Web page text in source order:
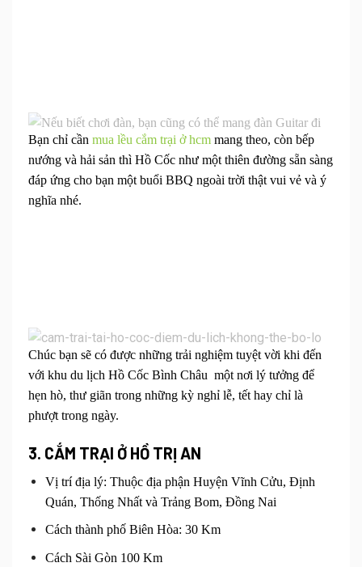
Bạn chỉ cần mua lều cắm trại ở hcm mang theo, còn bếp
nướng và hải sản thì Hồ Cốc như một thiên đường sẵn sàng
đáp ứng cho bạn một buổi BBQ ngoài trời thật vui vẻ và ý
nghĩa nhé.
Chúc bạn sẽ có được những trải nghiệm tuyệt vời khi đến
với khu du lịch Hồ Cốc Bình Châu một nơi lý tưởng để
hẹn hò, thư giãn trong những kỳ nghỉ lễ, tết hay chỉ là
phượt trong ngày.
3. CẮM TRẠI Ở HỒ TRỊ AN
Vị trí địa lý: Thuộc địa phận Huyện Vĩnh Cửu, Định
Quán, Thống Nhất và Trảng Bom, Đồng Nai
Cách thành phố Biên Hòa: 30 Km
Cách Sài Gòn 100 Km